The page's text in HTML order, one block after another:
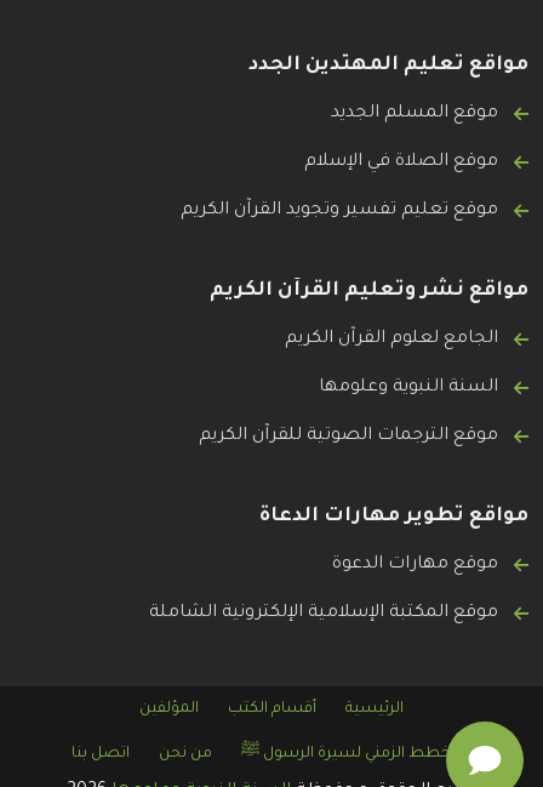
مواقع تعليم المهتدين الجدد
موقع المسلم الجديد
موقع الصلاة في الإسلام
موقع تعليم تفسير وتجويد القرآن الكريم
مواقع نشر وتعليم القرآن الكريم
الجامع لعلوم القرآن الكريم
السنة النبوية وعلومها
موقع الترجمات الصوتية للقرآن الكريم
مواقع تطوير مهارات الدعاة
موقع مهارات الدعوة
موقع المكتبة الإسلامية الإلكترونية الشاملة
الرئيسية أقسام الكتب المؤلفين
المخطط الزمني لسيرة الرسول ﷺ من نحن اتصل بنا